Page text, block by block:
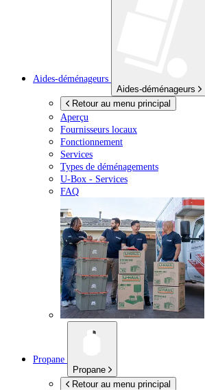
Aides-déménageurs
Aides-déménageurs
Retour au menu principal
Aperçu
Fournisseurs locaux
Fonctionnement
Services
Types de déménagements
U-Box - Services
FAQ
Propane
Propane
Retour au menu principal